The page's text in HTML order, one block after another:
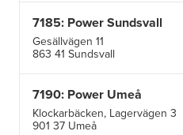
7185: Power Sundsvall
Gesällvägen 11
863 41 Sundsvall
7190: Power Umeå
Klockarbäcken, Lagervägen 3
901 37 Umeå